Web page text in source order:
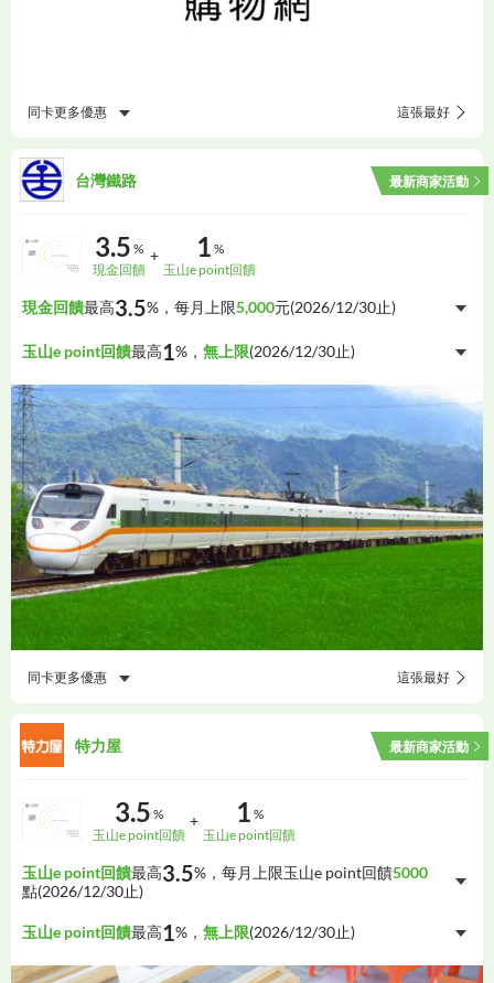
同卡更多優惠 這張最好
台灣鐵路 最新商家活動
3.5 %
現金回饋
+ 1 %
玉山e point回饋
現金回饋最高3.5%，每月上限5,000元(2026/12/30止)
玉山e point回饋最高1 %， 無上限(2026/12/30止)
同卡更多優惠 這張最好
特力屋 最新商家活動
3.5 %
玉山e point回饋
+ 1 %
玉山e point回饋
玉山e point回饋最高3.5%，每月上限玉山e point回饋5000
點(2026/12/30止)
玉山e point回饋最高1 %， 無上限(2026/12/30止)